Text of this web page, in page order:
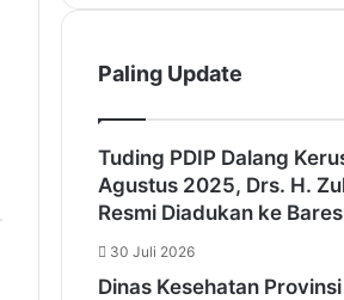
Paling Update
Tuding PDIP Dalang
Agustus 2025, Drs. H.
Resmi Diadukan ke
30 Juli 2026
Dinas Kesehatan